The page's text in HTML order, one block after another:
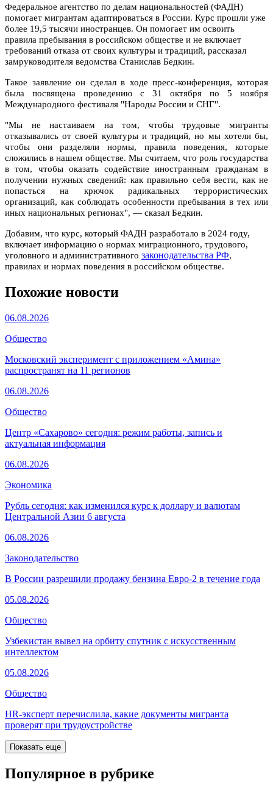
Федеральное агентство по делам национальностей (ФАДН)
помогает мигрантам адаптироваться в России. Курс прошли уже
более 19,5 тысячи иностранцев. Он помогает им освоить
правила пребывания в российском обществе и не включает
требований отказа от своих культуры и традиций, рассказал
замруководителя ведомства Станислав Бедкин.
Такое заявление он сделал в ходе пресс-конференция, которая
была посвящена проведению с 31 октября по 5 ноября
Международного фестиваля "Народы России и СНГ".
"Мы не настаиваем на том, чтобы трудовые мигранты
отказывались от своей культуры и традиций, но мы хотели бы,
чтобы они разделяли нормы, правила поведения, которые
сложились в нашем обществе. Мы считаем, что роль государства
в том, чтобы оказать содействие иностранным гражданам в
получении нужных сведений: как правильно себя вести, как не
попасться на крючок радикальных террористических
организаций, как соблюдать особенности пребывания в тех или
иных национальных регионах", — сказал Бедкин.
Добавим, что курс, который ФАДН разработало в 2024 году,
включает информацию о нормах миграционного, трудового,
уголовного и административного законодательства РФ,
правилах и нормах поведения в российском обществе.
Похожие новости
06.08.2026
Общество
Московский эксперимент с приложением «Амина»
распространят на 11 регионов
06.08.2026
Общество
Центр «Сахарово» сегодня: режим работы, запись и
актуальная информация
06.08.2026
Экономика
Рубль сегодня: как изменился курс к доллару и валютам
Центральной Азии 6 августа
06.08.2026
Законодательство
В России разрешили продажу бензина Евро-2 в течение года
05.08.2026
Общество
Узбекистан вывел на орбиту спутник с искусственным
интеллектом
05.08.2026
Общество
HR-эксперт перечислила, какие документы мигранта
проверят при трудоустройстве
Показать еще
Популярное в рубрике